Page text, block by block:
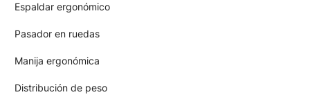
Espaldar ergonómico
Pasador en ruedas
Manija ergonómica
Distribución de peso